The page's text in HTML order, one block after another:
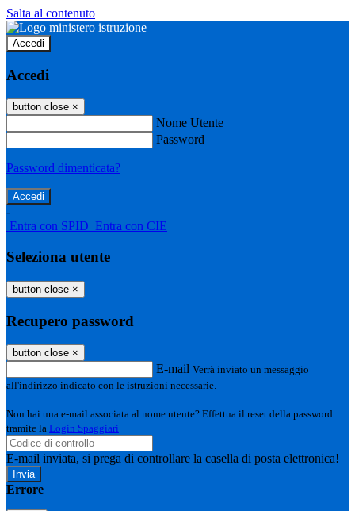
Salta al contenuto
Accedi
Accedi
button close ×
Nome Utente
Password
Password dimenticata?
-
Entra con SPID Entra con CIE
Seleziona utente
button close ×
Recupero password
button close ×
E-mail Verrà inviato un messaggio
all'indirizzo indicato con le istruzioni necessarie.
Non hai una e-mail associata al nome utente? Effettua il reset della password
tramite la Login Spaggiari
E-mail inviata, si prega di controllare la casella di posta elettronica!
Errore